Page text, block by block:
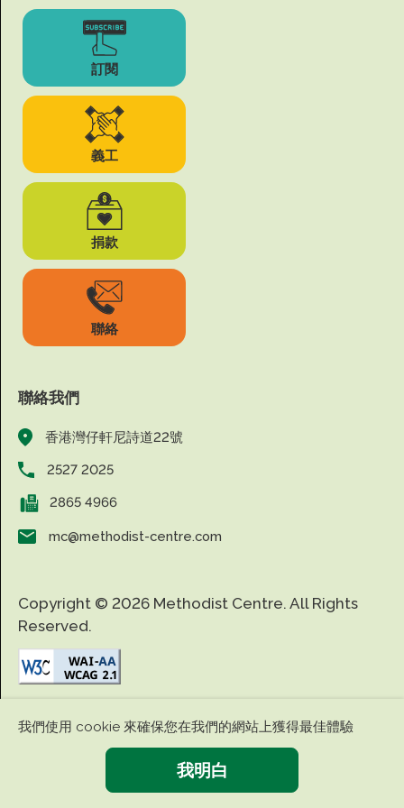
訂閱
義工
捐款
聯絡
聯絡我們
香港灣仔軒尼詩道22號
2527 2025
2865 4966
mc@methodist-centre.com
Copyright © 2026 Methodist Centre. All Rights
Reserved.
我們使用 cookie 來確保您在我們的網站上獲得最佳體驗
我明白